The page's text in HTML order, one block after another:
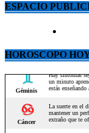
ESPACIO
HOROSCOPO